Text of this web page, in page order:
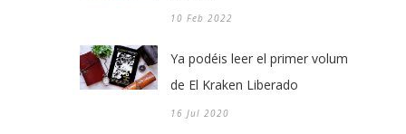
10 Feb 2022
Ya podéis leer el primer volumen
de El Kraken Liberado
16 Jul 2020